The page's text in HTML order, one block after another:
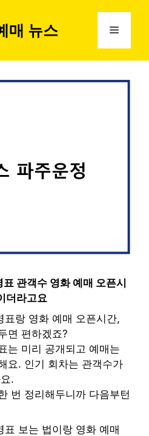
매 뉴스 메
관객수 영화 예매 오픈시
더라고요
표랑 영화 예매 오픈시간,
면 편하겠죠?
는 미리 공개되고 예매는
요. 인기 회차는 관객수가
.
번 정리해두니까 다음부턴
표 보는 법이랑 영화 예매